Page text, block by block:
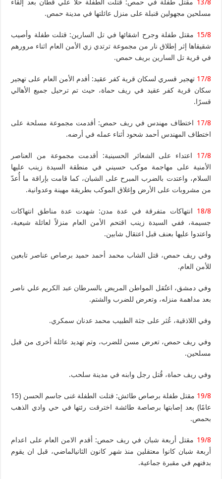
13/8 مقتل طفلة في حمص: قتلت الطفلة حلا علي قطّان بعد إلقاء
مسلحين مجهولين قنبلة على منزل عائلتها في مدينة حمص.
15/8 مقتل طفلة وجرح اشقائها في تل السارين: قتلت طفلة وأصيب
شقيقاها إثر إطلاق نار من مجموعة ترتدي زي الأمن العام اثناء مرورهم
في قرية تل السارين بريف حمص.
17/8 تهجير قسري لسكان قرية كفر عقيد: أقدم الأمن العام على تهجير
سكان قرية كفر عقيد في ريف حماة، حيث تم ترحيل جميع الأهالي
قسرًا.
17/8 اختطاف مهندس في ريف حمص: أقدمت مجموعة مسلحة على
اختطاف المهندس أحمد شحود أثناء عمله في أرضه.
17/8 اعتداء على الشعائر الحسينية: أقدمت مجموعة من العناصر
الأمنية على مهاجمة موكب حسيني في منطقة السيدة زينب عليها
السلام، واعتدت بالضرب المبرح على الشبان، كما قامت بإراقة ما أُعدّ
من مشروبات على الأرض وإغلاق الموكب بطريقة مهينة وعدوانية.
18/8 انتهاكات متفرقة في عدة مدن: شهدت عدة مناطق انتهاكات
جسيمة، ففي السيدة زينب اقتحم الأمن العام منزلاً لعائلة شيعية،
واعتدوا عليها بعنف قبل اعتقال شابين.
وفي ريف حمص، قتل الشاب محمد أحمد حميد برصاص عناصر تابعين
للأمن العام.
وفي دمشق، اعتُقل المواطن المريض بالسرطان عبد الكريم علي ناصر
بعد مداهمة منزله، وتعرض للضرب والشتم.
وفي اللاذقية، عُثر على جثة الطبيب محمد عدنان سمكري.
وفي ريف حمص، تعرض مسن للضرب، وتم تهديد عائلة أخرى من قبل
مسلحين.
وفي ريف حماة، قُتل رجل وابنه في مدينة سلحب.
19/8
مقتل طفلة برصاص طائش: قتلت الطفلة غنى جاسم الحسن (15
عامًا) بعد إصابتها برصاصة طائشة اخترقت رئتها في حي وادي الذهب
بحمص.
19/8 مقتل أربعة شبان في ريف حمص: أقدم الامن العام على اعدام
أربعة شبان كانوا معتقلين منذ شهر كانون الثانيالماضي، قبل ان يقوم
بدفنهم في مقبرة جماعية.